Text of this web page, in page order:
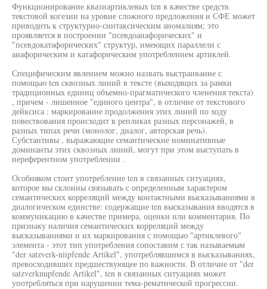
Функционирование квазиартиклевых ten в качестве средств
текстовой когезии на уровне сложного предложения и СФЕ может
приводить к структурно-синтаксическим аномалиям; это
проявляется в построении "псевдоанафорических" и
"псевдокатафорических" структур, имеющих параллели с
анафорическим и катафорическим употреблением артиклей.
Специфическим явлением можно назвать выстраивание с
помощью ten сквозных линий в тексте (выходящих за рамки
традиционных единиц объемно-прагматического членения текста)
, причем - лишенное "единого центра", в отличие от текстового
дейксиса : маркирование продолжения этих линий по ходу
повествования происходит в репликах разных персонажей, в
разных типах речи (монолог, диалог, авторская речь).
Субстантивы , выражающие семантические номинативные
доминанты этих сквозных линий, могут при этом выступать в
нереферентном употреблении .
Особняком стоит употребление ten в связанных ситуациях,
которое мы склонны связывать с определенным характером
семантических корреляций между контактными высказываниями в
диалогическом единстве: содержащие ten высказывания вводятся в
коммуникацию в качестве примера, оценки или комментария. По
признаку наличия семантических корреляций между
высказываниями и их маркирования с помощью "артиклевого"
элемента - этот тип употребления сопоставим с так называемым
"der satzverk-niipfende Artikel", употреблявшимся в высказываниях,
превосходивших предшествующее по важности. В отличие от "der
satzverknupfende Artikel", ten в связанных ситуациях может
употребляться при нарушении тема-рематической прогрессии.